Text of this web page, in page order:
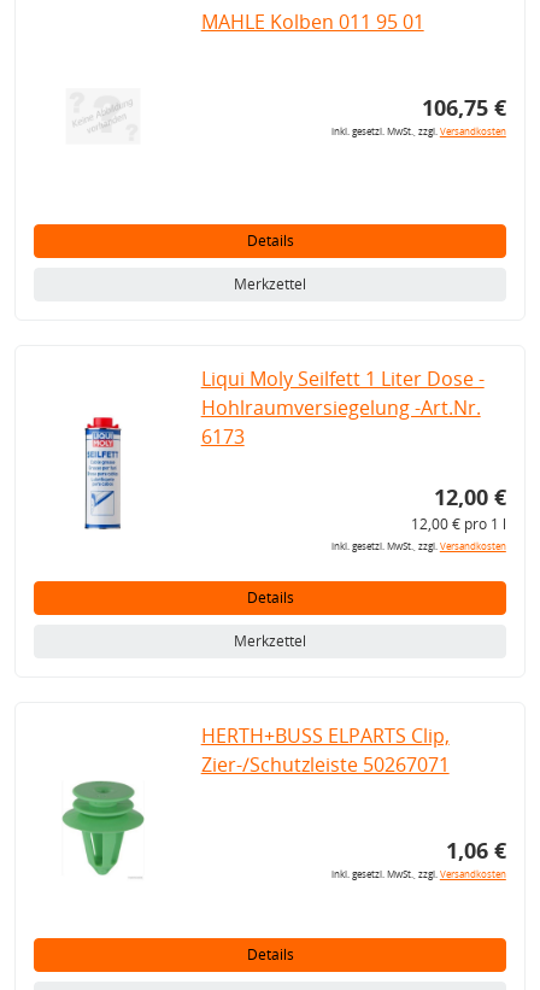
MAHLE Kolben 011 95 01
106,75 €
inkl. gesetzl. MwSt., zzgl.Versandkosten
Details
Merkzettel
Liqui Moly Seilfett 1 Liter Dose -
Hohlraumversiegelung -Art.Nr.
6173
12,00 €
12,00 € pro 1 l
inkl. gesetzl. MwSt., zzgl.Versandkosten
Details
Merkzettel
HERTH+BUSS ELPARTS Clip,
Zier-/Schutzleiste 50267071
1,06 €
inkl. gesetzl. MwSt., zzgl.Versandkosten
Details